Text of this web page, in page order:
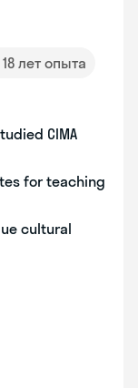
18 лет опыта
CIMA
for teaching
cultural